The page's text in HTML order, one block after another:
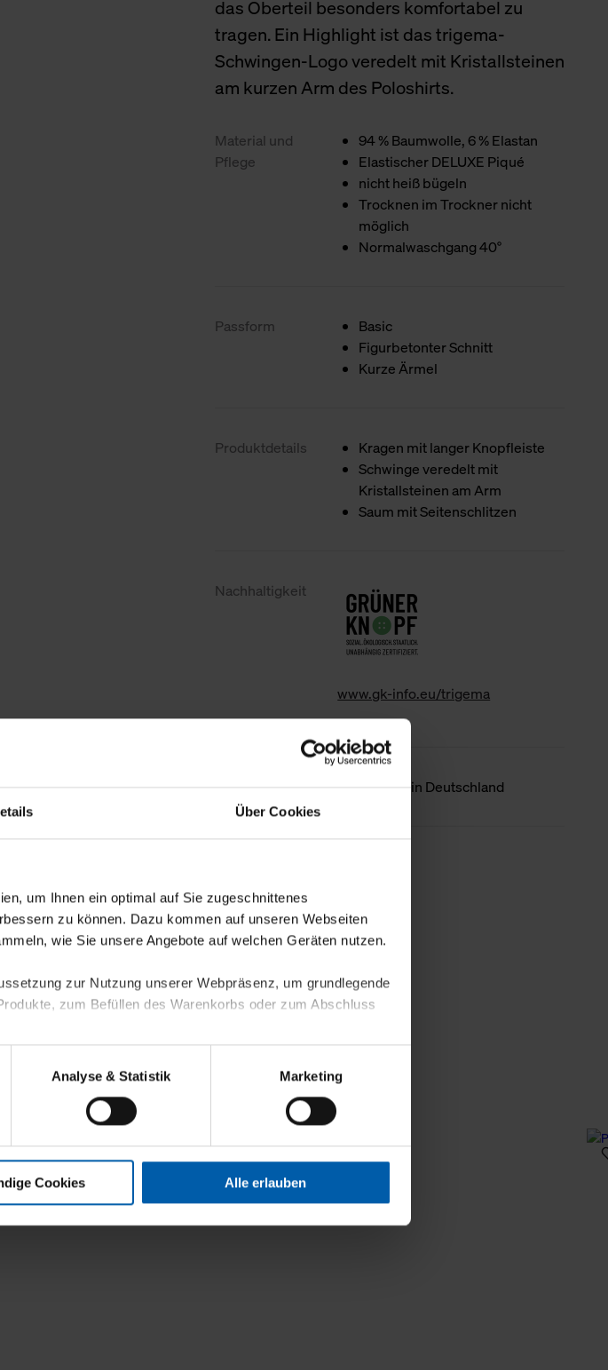
Über Cookies
um Ihnen ein optimal auf Sie zugeschnittenes
zu können. Dazu kommen auf unseren Webseiten
wie Sie unsere Angebote auf welchen Geräten nutzen.
zur Nutzung unserer Webpräsenz, um grundlegende
zum Befüllen des Warenkorbs oder zum Abschluss
aufgrund Ihres Nutzerverhaltens und Ihres Profils
und Optimierung unserer Webpräsenz speichern wir
Form an Dritte wie etwa unsere
Technologien für Ihr personalisiertes Einkaufserlebnis
die Arten der Cookies selbst festlegen, die Sie erlauben
Analyse & Statistik Marketing
Cookies Alle erlauben
das Oberteil besonders komfortabel zu
tragen. Ein Highlight ist das trigema-
Schwingen-Logo veredelt mit Kristallsteinen
am kurzen Arm des Poloshirts.
Material und
Pflege
94 % Baumwolle, 6 % Elastan
Elastischer DELUXE Piqué
nicht heiß bügeln
Trocknen im Trockner nicht
möglich
Normalwaschgang 40°
Passform
Basic
Figurbetonter Schnitt
Kurze Ärmel
Produktdetails
Kragen mit langer Knopfleiste
Schwinge veredelt mit
Kristallsteinen am Arm
Saum mit Seitenschlitzen
Nachhaltigkeit
www.gk-info.eu/trigema
Ursprungsland Hergestellt in Deutschland